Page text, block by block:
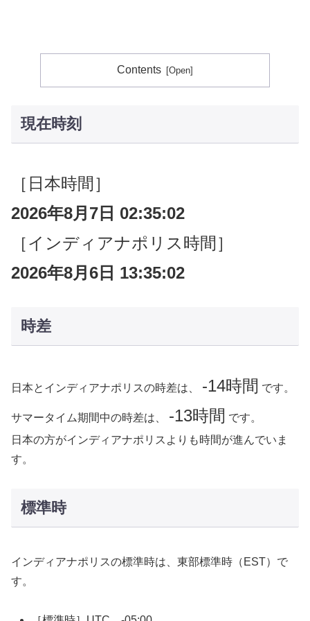
Contents
現在時刻
［日本時間］
2026年8月7日 02:35:03
［インディアナポリス時間］
2026年8月6日 13:35:03
時差
日本とインディアナポリスの時差は、 -14時間 です。
サマータイム期間中の時差は、 -13時間 です。
日本の方がインディアナポリスよりも時間が進んでいま
す。
標準時
インディアナポリスの標準時は、東部標準時（EST）で
す。